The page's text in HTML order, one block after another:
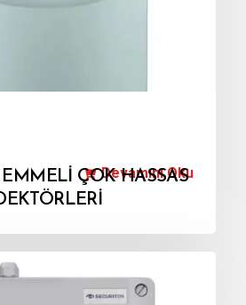
ÇOK HASSAS
Devamını Oku